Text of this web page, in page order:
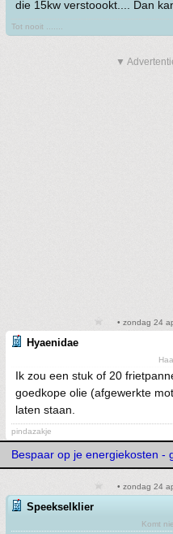
die 15kw verstoookt.... Dan
Tot nooit .......
▼
• zondag 24
Hyaenidae
Ik zou een stuk of 20
goedkope olie (afgewerkte
laten staan.
pindazakje
Bespaar op je energiekosten -
• zondag 24
Speekselklier
Komt